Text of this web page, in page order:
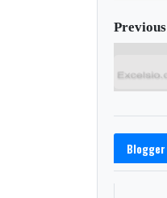
Previous
Blogger